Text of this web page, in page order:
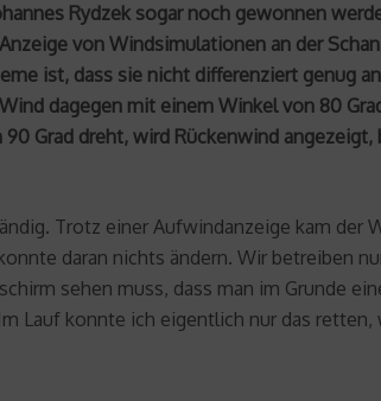
Rydzek sogar noch gewonnen
von Windsimulationen an der
ist, dass sie nicht differenziert genug
dagegen mit einem Winkel von 80
Grad dreht, wird Rückenwind
Trotz einer Aufwindanzeige kam der
daran nichts ändern. Wir betreiben
sehen muss, dass man im Grunde
Lauf konnte ich eigentlich nur das